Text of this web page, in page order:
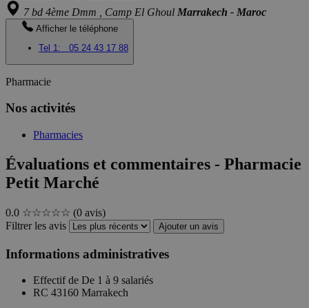
7 bd 4ème Dmm , Camp El Ghoul Marrakech - Maroc
Afficher le téléphone
Tel 1:
05 24 43 17 88
Pharmacie
Nos activités
Pharmacies
Évaluations et commentaires - Pharmacie
Petit Marché
0.0 ☆☆☆☆☆ (0 avis)
Filtrer les avis
Ajouter un avis
Informations administratives
Effectif de De 1 à 9 salariés
RC 43160 Marrakech